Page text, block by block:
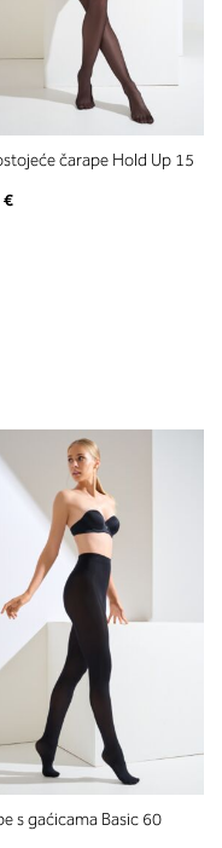
čarape Hold Up 15
s gaćicama Basic 60
obseg
prsni obseg. Šiviljski
čez hrbet v višini
čez prsi, v višini bradavic
med prsmi. V razdelku 2.
katera globina
vaši meri (A, B …) – iščite v
ki ste ga določili s